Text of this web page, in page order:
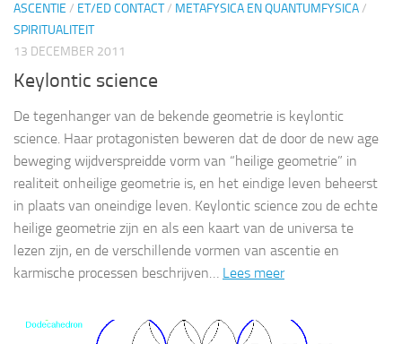
ASCENTIE / ET/ED CONTACT/ METAFYSICA EN QUANTUMFYSICA/
SPIRITUALITEIT
13 DECEMBER 2011
Keylontic science
De tegenhanger van de bekende geometrie is keylontic
science. Haar protagonisten beweren dat de door de new age
beweging wijdverspreidde vorm van “heilige geometrie” in
realiteit onheilige geometrie is, en het eindige leven beheerst
in plaats van oneindige leven. Keylontic science zou de echte
heilige geometrie zijn en als een kaart van de universa te
lezen zijn, en de verschillende vormen van ascentie en
karmische processen beschrijven… Lees meer